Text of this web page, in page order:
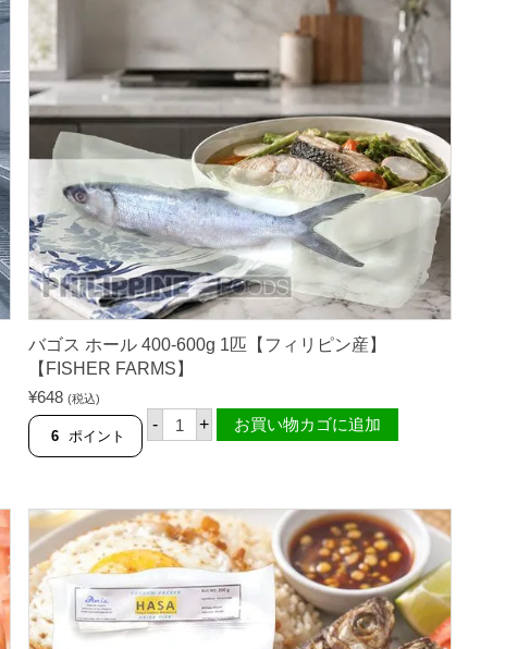
バゴス ホール 400-600g 1匹【フィリピン産】
【FISHER FARMS】
¥648 (税込)
6 ポイント
- バ
ゴ
4
0
0
-
6
0
0
+ お買い物カゴに追加